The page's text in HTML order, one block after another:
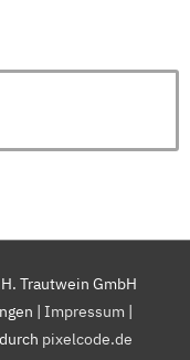
Trautwein GmbH
Impressum
pixelcode.de